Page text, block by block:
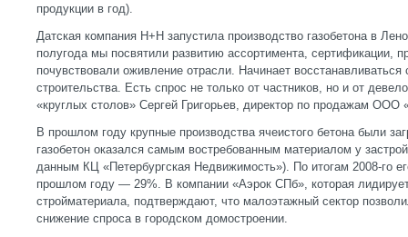
продукции в год).
Датская компания H+H запустила производство газобетона в
полугода мы посвятили развитию ассортимента, сертификации,
почувствовали оживление отрасли. Начинает восстанавливаться
строительства. Есть спрос не только от частников, но и от
«круглых столов» Сергей Григорьев, директор по продажам ООО
В прошлом году крупные производства ячеистого бетона были
газобетон оказался самым востребованным материалом у
данным КЦ «Петербургская Недвижимость»). По итогам 2008-го
прошлом году — 29%. В компании «Аэрок СПб», которая
стройматериала, подтверждают, что малоэтажный сектор
снижение спроса в городском домостроении.